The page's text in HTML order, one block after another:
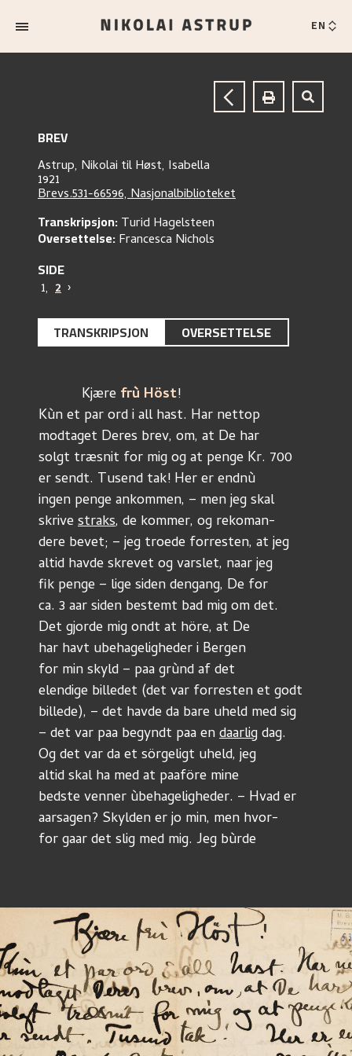
EN
BREV
Astrup, Nikolai tilHøst, Isabella
1921
Brevs.531-66596, Nasjonalbiblioteket
Transkripsjon:Turid Hagelsteen
Oversettelse:Francesca Nichols
SIDE
1, 2 ›
TRANSKRIPSJON OVERSETTELSE
           Kjære
frù Höst!
Kùn et par ord i all hast. Har nettop
modtaget Deres brev, om, at De har
solgt træsnit for mig og at penge Kr. 700
er sendt. Tusend tak! Her er endnù
ingen penge ankommen, – men jeg skal
skrive straks, de kommer, og rekoman-
dere bevet; – jeg troede forresten, at jeg
altid havde skrevet og varslet, naar jeg
fik penge – lige siden dengang, De for
ca. 3 aar siden bestemt bad mig om det.
Det gjorde mig ondt at höre, at De
har havt ubehageligheder i Bergen
for min skyld – paa grùnd af det
elendige billedet (det var forresten et godt
billede), – det havde da bare uheld med sig
– det var paa begyndt paa en daarlig dag.
Og det var da et sörgeligt uheld, jeg
altid skal ha med at paaföre mine
bedste venner ùbehageligheder. – Hvad er
aarsagen? Skylden er jo min, men hvor-
for gaar det slig med mig. Jeg bùrde